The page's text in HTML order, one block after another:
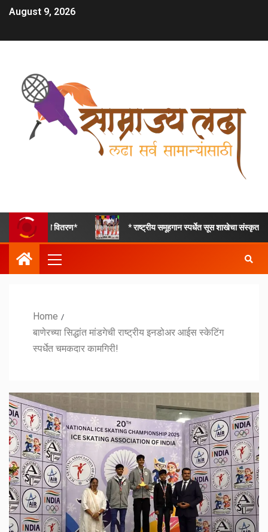
August 9, 2026
* राष्ट्रीय समूहगान स्पर्धेत सूस शाखेचा संस्कृत गीतात द्वितीय, तर हिंदी
Home
बाणेरच्या सिद्धांत मांडगेची राष्ट्रीय इनडोअर आईस स्केटिंग
स्पर्धेत चमकदार कामगिरी!